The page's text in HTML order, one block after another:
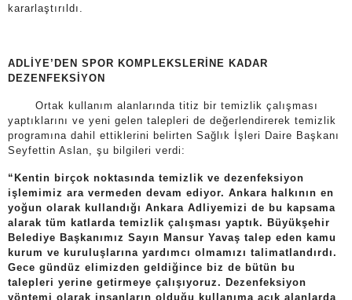
kararlaştırıldı.
ADLİYE’DEN SPOR KOMPLEKSLERİNE KADAR
DEZENFEKSİYON
Ortak kullanım alanlarında titiz bir temizlik çalışması
yaptıklarını ve yeni gelen talepleri de değerlendirerek temizlik
programına dahil ettiklerini belirten Sağlık İşleri Daire Başkanı
Seyfettin Aslan, şu bilgileri verdi:
“Kentin birçok noktasında temizlik ve dezenfeksiyon
işlemimiz ara vermeden devam ediyor. Ankara halkının en
yoğun olarak kullandığı Ankara Adliyemizi de bu kapsama
alarak tüm katlarda temizlik çalışması yaptık. Büyükşehir
Belediye Başkanımız Sayın Mansur Yavaş talep eden kamu
kurum ve kuruluşlarına yardımcı olmamızı talimatlandırdı.
Gece gündüz elimizden geldiğince biz de bütün bu
talepleri yerine getirmeye çalışıyoruz. Dezenfeksiyon
yöntemi olarak insanların olduğu kullanıma açık alanlarda